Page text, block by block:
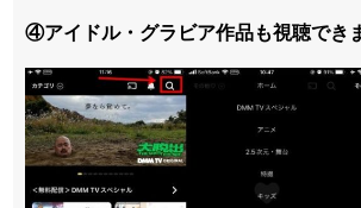
④アイドル・グラビア作品も視聴でき